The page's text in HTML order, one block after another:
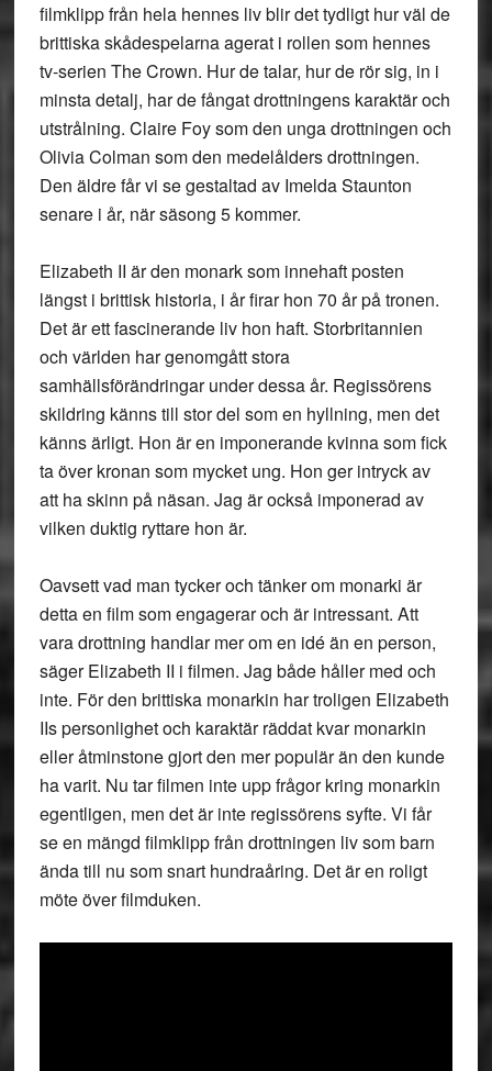
filmklipp från hela hennes liv blir det tydligt hur väl de
brittiska skådespelarna agerat i rollen som hennes
tv-serien The Crown. Hur de talar, hur de rör sig, in i
minsta detalj, har de fångat drottningens karaktär och
utstrålning. Claire Foy som den unga drottningen och
Olivia Colman som den medelålders drottningen.
Den äldre får vi se gestaltad av Imelda Staunton
senare i år, när säsong 5 kommer.
Elizabeth II är den monark som innehaft posten
längst i brittisk historia, i år firar hon 70 år på tronen.
Det är ett fascinerande liv hon haft. Storbritannien
och världen har genomgått stora
samhällsförändringar under dessa år. Regissörens
skildring känns till stor del som en hyllning, men det
känns ärligt. Hon är en imponerande kvinna som fick
ta över kronan som mycket ung. Hon ger intryck av
att ha skinn på näsan. Jag är också imponerad av
vilken duktig ryttare hon är.
Oavsett vad man tycker och tänker om monarki är
detta en film som engagerar och är intressant. Att
vara drottning handlar mer om en idé än en person,
säger Elizabeth II i filmen. Jag både håller med och
inte. För den brittiska monarkin har troligen Elizabeth
IIs personlighet och karaktär räddat kvar monarkin
eller åtminstone gjort den mer populär än den kunde
ha varit. Nu tar filmen inte upp frågor kring monarkin
egentligen, men det är inte regissörens syfte. Vi får
se en mängd filmklipp från drottningen liv som barn
ända till nu som snart hundraåring. Det är en roligt
möte över filmduken.